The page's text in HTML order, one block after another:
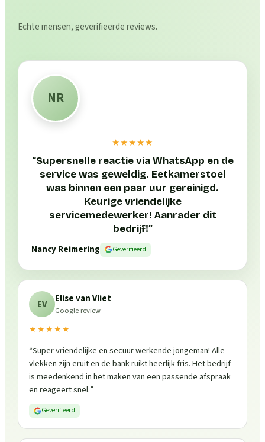
Echte mensen, geverifieerde reviews.
NR
★★★★★
“Supersnelle reactie via WhatsApp en de
service was geweldig. Eetkamerstoel
was binnen een paar uur gereinigd.
Keurige vriendelijke
servicemedewerker! Aanrader dit
bedrijf!”
Nancy Reimering
Geverifieerd
EV Elise van Vliet
Google review
★★★★★
“Super vriendelijke en secuur werkende jongeman! Alle
vlekken zijn eruit en de bank ruikt heerlijk fris. Het bedrijf
is meedenkend in het maken van een passende afspraak
en reageert snel.”
Geverifieerd